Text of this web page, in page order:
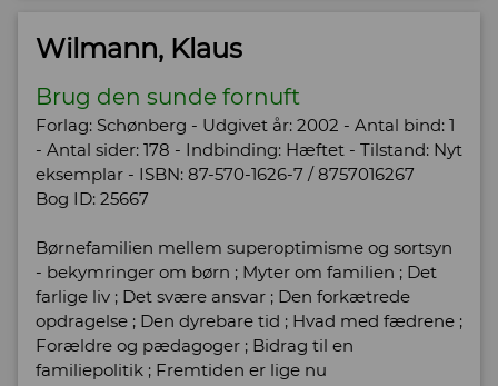
Wilmann, Klaus
Brug den sunde fornuft
Forlag: Schønberg - Udgivet år: 2002 - Antal bind: 1
- Antal sider: 178 - Indbinding: Hæftet - Tilstand: Nyt
eksemplar - ISBN: 87-570-1626-7 / 8757016267
Bog ID: 25667
Børnefamilien mellem superoptimisme og sortsyn
- bekymringer om børn ; Myter om familien ; Det
farlige liv ; Det svære ansvar ; Den forkætrede
opdragelse ; Den dyrebare tid ; Hvad med fædrene ;
Forældre og pædagoger ; Bidrag til en
familiepolitik ; Fremtiden er lige nu